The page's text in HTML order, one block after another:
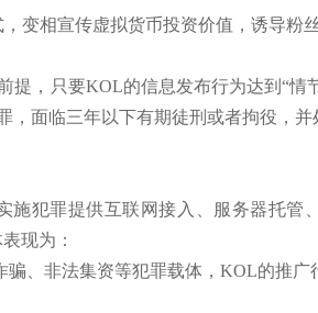
变相宣传虚拟货币投资价值，诱导粉
提，只要KOL的信息发布行为达到“
面临三年以下有期徒刑或者拘役，并
施犯罪提供互联网接入、服务器托管
现为：
、非法集资等犯罪载体，KOL的推广